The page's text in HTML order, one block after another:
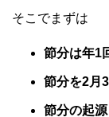
そこでまずは
節分は年1
節分を2月
節分の起源